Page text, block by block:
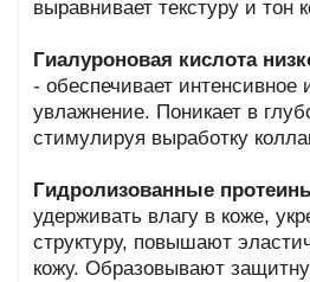
выравнивает текстуру и тон
Гиалуроновая кислота
- обеспечивает интенсивное
увлажнение. Поникает в
стимулируя выработку
Гидролизованные
удерживать влагу в коже,
структуру, повышают
кожу. Образовывают